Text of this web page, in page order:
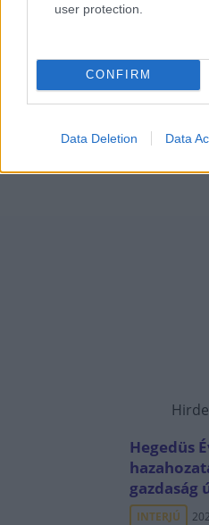
user protection.
CONFIRM
Data Deletion Data
Hegedüs
gazdaság
INTERJÚ